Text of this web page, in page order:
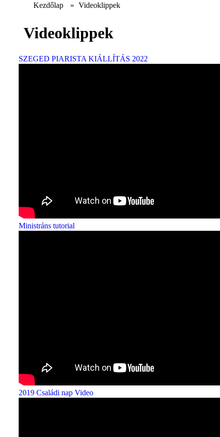
Kezdőlap » Videoklippek
Videoklippek
SZEGED PIARISTA KIÁLLÍTÁS 2022
Ministráns tutorial
2019 Családi nap Video